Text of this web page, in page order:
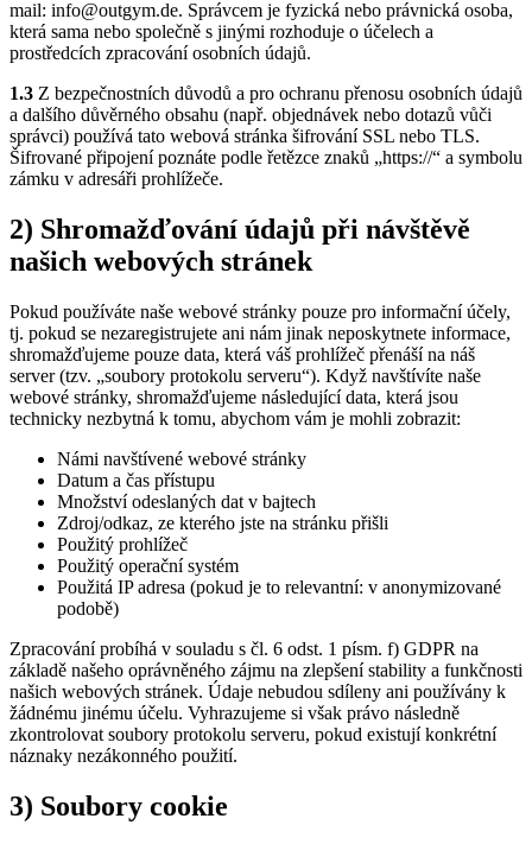
mail: info@outgym.de. Správcem je fyzická nebo právnická osoba,
která sama nebo společně s jinými rozhoduje o účelech a
prostředcích zpracování osobních údajů.
1.3 Z bezpečnostních důvodů a pro ochranu přenosu osobních údajů
a dalšího důvěrného obsahu (např. objednávek nebo dotazů vůči
správci) používá tato webová stránka šifrování SSL nebo TLS.
Šifrované připojení poznáte podle řetězce znaků „https://“ a symbolu
zámku v adresáři prohlížeče.
2) Shromažďování údajů při návštěvě
našich webových stránek
Pokud používáte naše webové stránky pouze pro informační účely,
tj. pokud se nezaregistrujete ani nám jinak neposkytnete informace,
shromažďujeme pouze data, která váš prohlížeč přenáší na náš
server (tzv. „soubory protokolu serveru“). Když navštívíte naše
webové stránky, shromažďujeme následující data, která jsou
technicky nezbytná k tomu, abychom vám je mohli zobrazit:
Námi navštívené webové stránky
Datum a čas přístupu
Množství odeslaných dat v bajtech
Zdroj/odkaz, ze kterého jste na stránku přišli
Použitý prohlížeč
Použitý operační systém
Použitá IP adresa (pokud je to relevantní: v anonymizované
podobě)
Zpracování probíhá v souladu s čl. 6 odst. 1 písm. f) GDPR na
základě našeho oprávněného zájmu na zlepšení stability a funkčnosti
našich webových stránek. Údaje nebudou sdíleny ani používány k
žádnému jinému účelu. Vyhrazujeme si však právo následně
zkontrolovat soubory protokolu serveru, pokud existují konkrétní
náznaky nezákonného použití.
3) Soubory cookie